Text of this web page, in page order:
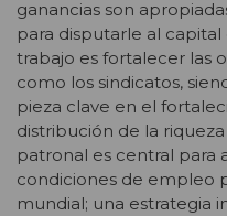
ganancias son
para disputarle al
trabajo es fortalecer las
como los sindicatos,
pieza clave en el
distribución de la
patronal es central para
condiciones de empleo
mundial; una estrategia